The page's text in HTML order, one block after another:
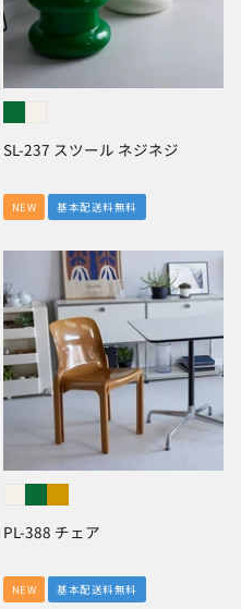
SL-237 スツール ネジネジ
NEW 基本配送料無料
PL-388 チェア
NEW 基本配送料無料